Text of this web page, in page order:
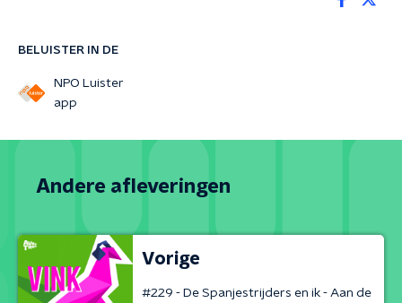
BELUISTER IN DE
NPO Luister
app
Andere afleveringen
Vorige
#229 - De Spanjestrijders en ik - Aan de